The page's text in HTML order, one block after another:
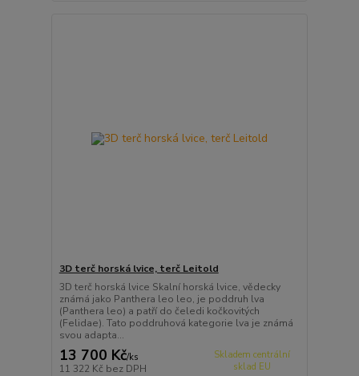
3D terč horská lvice, terč Leitold
3D terč horská lvice Skalní horská lvice, vědecky
známá jako Panthera leo leo, je poddruh lva
(Panthera leo) a patří do čeledi kočkovitých
(Felidae). Tato poddruhová kategorie lva je známá
svou adapta...
13 700 Kč/ks
11 322 Kč bez DPH
Skladem centrální
sklad EU